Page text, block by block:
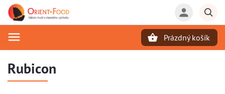
Prázdný košík
Rubicon